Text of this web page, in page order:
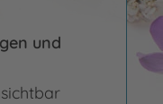
und